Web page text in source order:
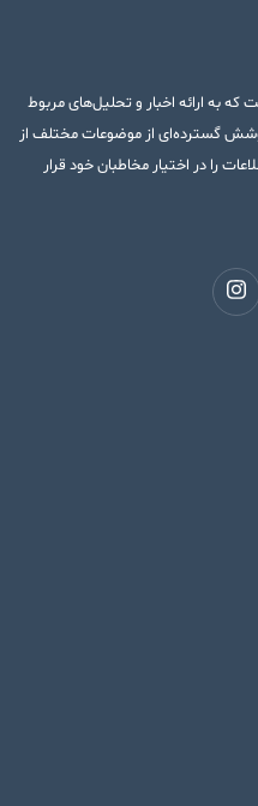
به ارائه اخبار و تحلیل‌های مربوط
گسترده‌ای از موضوعات مختلف از
را در اختیار مخاطبان خود قرار